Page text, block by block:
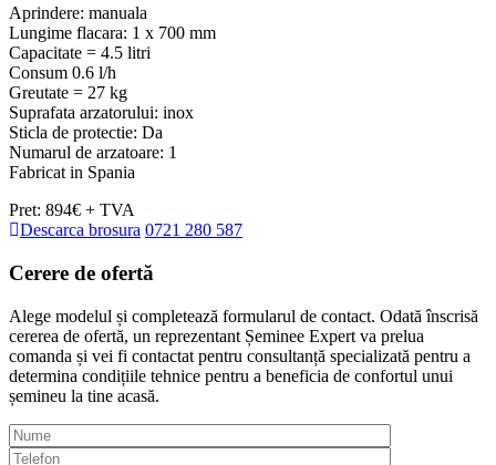
Aprindere: manuala
Lungime flacara: 1 x 700 mm
Capacitate = 4.5 litri
Consum 0.6 l/h
Greutate = 27 kg
Suprafata arzatorului: inox
Sticla de protectie: Da
Numarul de arzatoare: 1
Fabricat in Spania
Pret: 894€ + TVA
Descarca brosura 0721 280 587
Cerere de ofertă
Alege modelul și completează formularul de contact. Odată înscrisă
cererea de ofertă, un reprezentant Șeminee Expert va prelua
comanda și vei fi contactat pentru consultanță specializată pentru a
determina condițiile tehnice pentru a beneficia de confortul unui
șemineu la tine acasă.